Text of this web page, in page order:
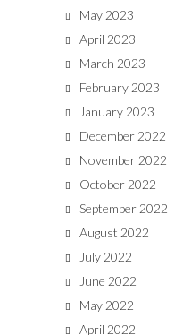
May 2023
April 2023
March 2023
February 2023
January 2023
December 2022
November 2022
October 2022
September 2022
August 2022
July 2022
June 2022
May 2022
April 2022